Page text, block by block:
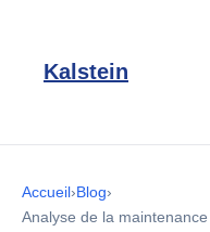
Kalstein
Accueil›Blog›
Analyse de la